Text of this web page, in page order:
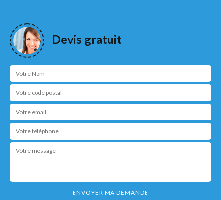
Devis gratuit